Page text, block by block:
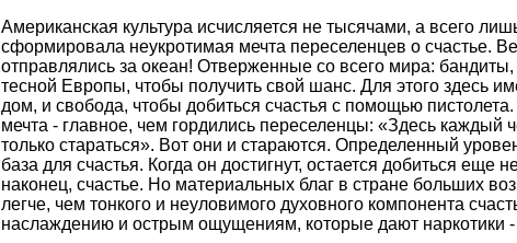
Американская культура исчисляется не тысячами, а всего
сформировала неукротимая мечта переселенцев о счастье.
отправлялись за океан! Отверженные со всего мира:
тесной Европы, чтобы получить свой шанс. Для этого здесь
дом, и свобода, чтобы добиться счастья с помощью
мечта - главное, чем гордились переселенцы: «Здесь каждый
только стараться». Вот они и стараются. Определенный
база для счастья. Когда он достигнут, остается добиться еще
наконец, счастье. Но материальных благ в стране больших
легче, чем тонкого и неуловимого духовного компонента
наслаждению и острым ощущениям, которые дают наркотики -